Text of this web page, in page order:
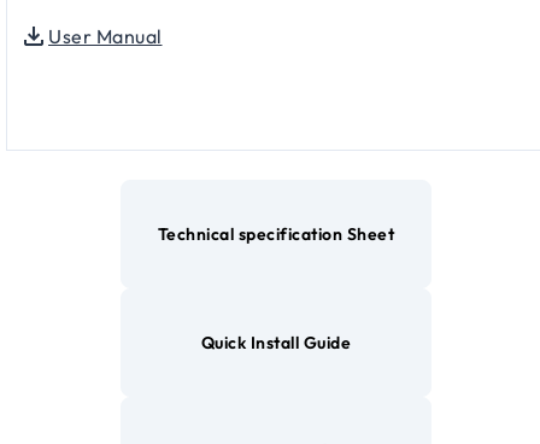
User Manual
Technical specification Sheet
Quick Install Guide